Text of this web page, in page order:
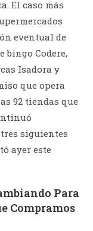
El caso más
eventual de
bingo Codere,
Isadora y
que opera
92 tiendas que
siguientes
ayer este
Para
Compramos